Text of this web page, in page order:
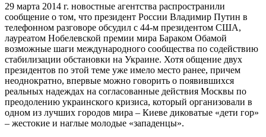
29 марта 2014 г. новостные агентства распространили
сообщение о том, что президент России Владимир Путин в
телефонном разговоре обсудил с 44-м президентом США,
лауреатом Нобелевской премии мира Бараком Обамой
возможные шаги международного сообщества по содействию
стабилизации обстановки на Украине. Хотя общение двух
президентов по этой теме уже имело место ранее, причем
неоднократно, впервые можно говорить о появившихся
реальных надеждах на согласованные действия Москвы по
преодолению украинского кризиса, который организовали в
одном из лучших городов мира – Киеве диковатые «дети гор»
– жестокие и наглые молодые «западенцы».